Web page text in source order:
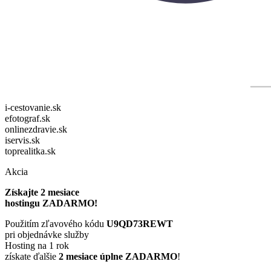
i-cestovanie.sk
efotograf.sk
onlinezdravie.sk
iservis.sk
toprealitka.sk
Akcia
Získajte 2 mesiace
hostingu ZADARMO!
Použitím zľavového kódu U9QD73REWT
pri objednávke služby
Hosting na 1 rok
získate ďalšie 2 mesiace úplne ZADARMO!